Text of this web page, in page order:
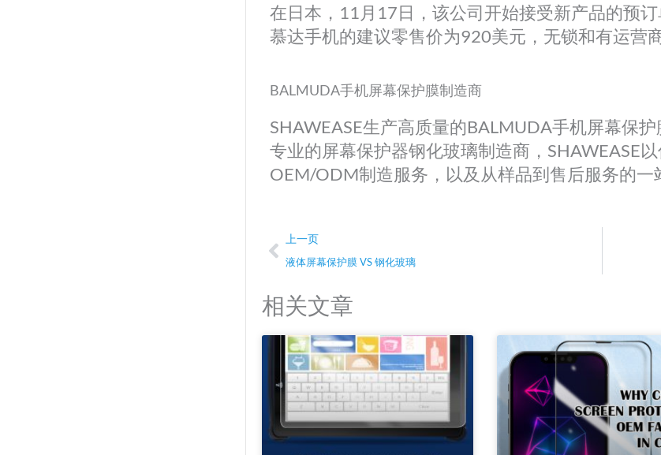
在日本，11月17日，该公司开始接受新产品的预
慕达手机的建议零售价为920美元，无锁和有运营商
BALMUDA手机屏幕保护膜制造商
SHAWEASE生产高质量的BALMUDA手机屏幕保
专业的屏幕保护器钢化玻璃制造商，SHAWEASE
OEM/ODM制造服务，以及从样品到售后服务的一
Prev
上一页
液体屏幕保护膜 VS 钢化玻璃
相关文章